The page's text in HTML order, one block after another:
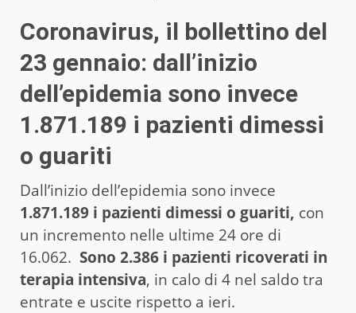
Coronavirus, il bollettino del
23 gennaio: dall’inizio
dell’epidemia sono invece
1.871.189 i pazienti dimessi
o guariti
Dall’inizio dell’epidemia sono invece
1.871.189 i pazienti dimessi o guariti, con
un incremento nelle ultime 24 ore di
16.062. Sono 2.386 i pazienti ricoverati in
terapia intensiva, in calo di 4 nel saldo tra
entrate e uscite rispetto a ieri.